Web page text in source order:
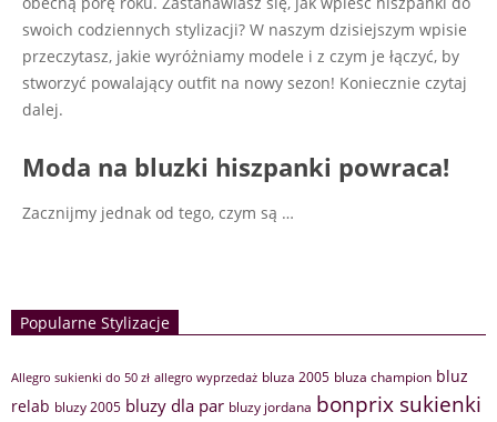
swoich codziennych stylizacji? W naszym dzisiejszym wpisie
przeczytasz, jakie wyróżniamy modele i z czym je łączyć, by
stworzyć powalający outfit na nowy sezon! Koniecznie czytaj
dalej.
Moda na bluzki hiszpanki powraca!
Zacznijmy jednak od tego, czym są …
Popularne Stylizacje
Allegro sukienki do 50 zł allegro wyprzedaż bluza 2005 bluza champion bluz
relab bluzy 2005 bluzy dla par bluzy jordana bonprix sukienki